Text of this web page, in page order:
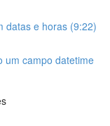
datas e horas (9:22)
um campo datetime